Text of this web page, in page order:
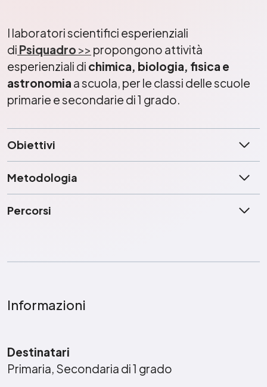
I laboratori scientifici esperienziali
di Psiquadro >> propongono attività
esperienziali di chimica, biologia, fisica e
astronomia a scuola, per le classi delle scuole
primarie e secondarie di 1 grado.
Obiettivi
Metodologia
Percorsi
Informazioni
Destinatari
Primaria, Secondaria di 1 grado